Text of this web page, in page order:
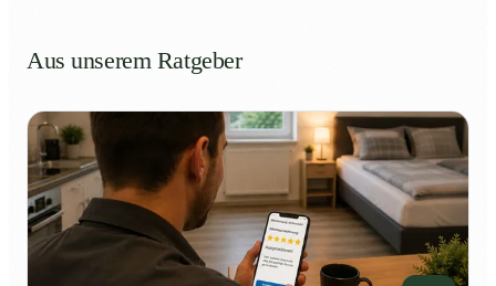
Aus unserem Ratgeber